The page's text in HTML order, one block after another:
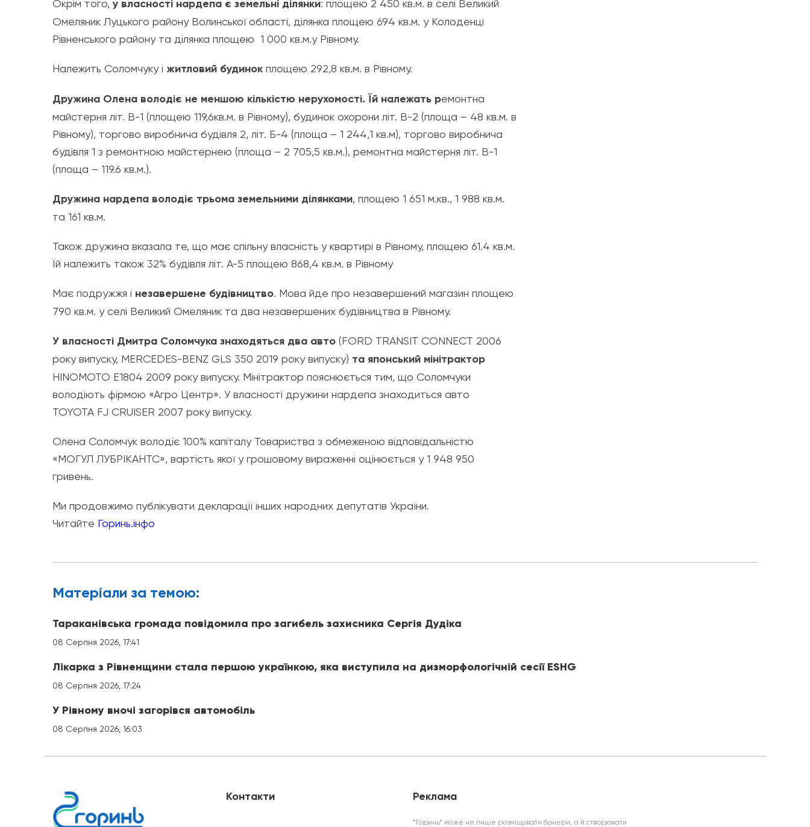
Окрім того,у власності нардепа є земельні ділянки: площею 2 450 кв.м. в селі Великий
Омеляник Луцького району Волинської області, ділянка площею 694 кв.м. у Колоденці
Рівненського району та ділянка площею 1 000 кв.м.у Рівному.
Належить Соломчуку і житловий будинок площею 292,8 кв.м. в Рівному.
Дружина Олена володіє не меншою кількістю нерухомості. Їй належать ремонтна
майстерня літ. В-1 (площею 119,6кв.м. в Рівному), будинок охорони літ. В-2 (площа – 48 кв.м. в
Рівному), торгово виробнича будівля 2, літ. Б-4 (площа – 1 244,1 кв.м), торгово виробнича
будівля 1 з ремонтною майстернею (площа – 2 705,5 кв.м.), ремонтна майстерня літ. В-1
(площа – 119.6 кв.м.).
Дружина нардепа володіє трьома земельними ділянками, площею 1 651 м.кв., 1 988 кв.м.
та 161 кв.м.
Також дружина вказала те, що має спільну власність у квартирі в Рівному, площею 61.4 кв.м.
Їй належить також 32% будівля літ. А-5 площею 868,4 кв.м. в Рівному
Має подружжя і незавершене будівництво. Мова йде про незавершений магазин площею
790 кв.м. у селі Великий Омеляник та два незавершених будівництва в Рівному.
У власності Дмитра Соломчука знаходяться два авто (FORD TRANSIT CONNECT 2006
року випуску, MERCEDES-BENZ GLS 350 2019 року випуску) та японський мінітрактор
HINOMOTO E1804 2009 року випуску. Мінітрактор пояснюється тим, що Соломчуки
володіють фірмою «Агро Центр». У власності дружини нардепа знаходиться авто
TOYOTA FJ CRUISER 2007 року випуску.
Олена Соломчук володіє 100% капіталу Товариства з обмеженою відповідальністю
«МОГУЛ ЛУБРІКАНТС», вартість якої у грошовому вираженні оцінюється у 1 948 950
гривень.
Ми продовжимо публікувати декларації інших народних депутатів України.
Читайте Горинь.інфо
Матерiали за темою:
Тараканівська громада повідомила про загибель захисника Сергія Дудіка
08 Серпня 2026, 17:41
Лікарка з Рівненщини стала першою українкою, яка виступила на дизморфологічній сесії ESHG
08 Серпня 2026, 17:24
У Рівному вночі загорівся автомобіль
08 Серпня 2026, 16:03
Контакти Реклама
*Горинь* може не лише розміщувати банери, а й створювати